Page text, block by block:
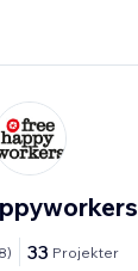
8) 33 Projekter